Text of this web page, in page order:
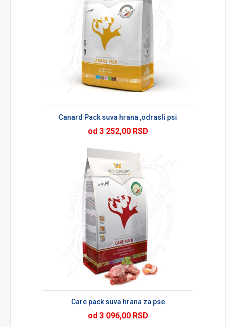
Canard Pack suva hrana ,odrasli psi
od 3 252,00 RSD
Care pack suva hrana za pse
od 3 096,00 RSD